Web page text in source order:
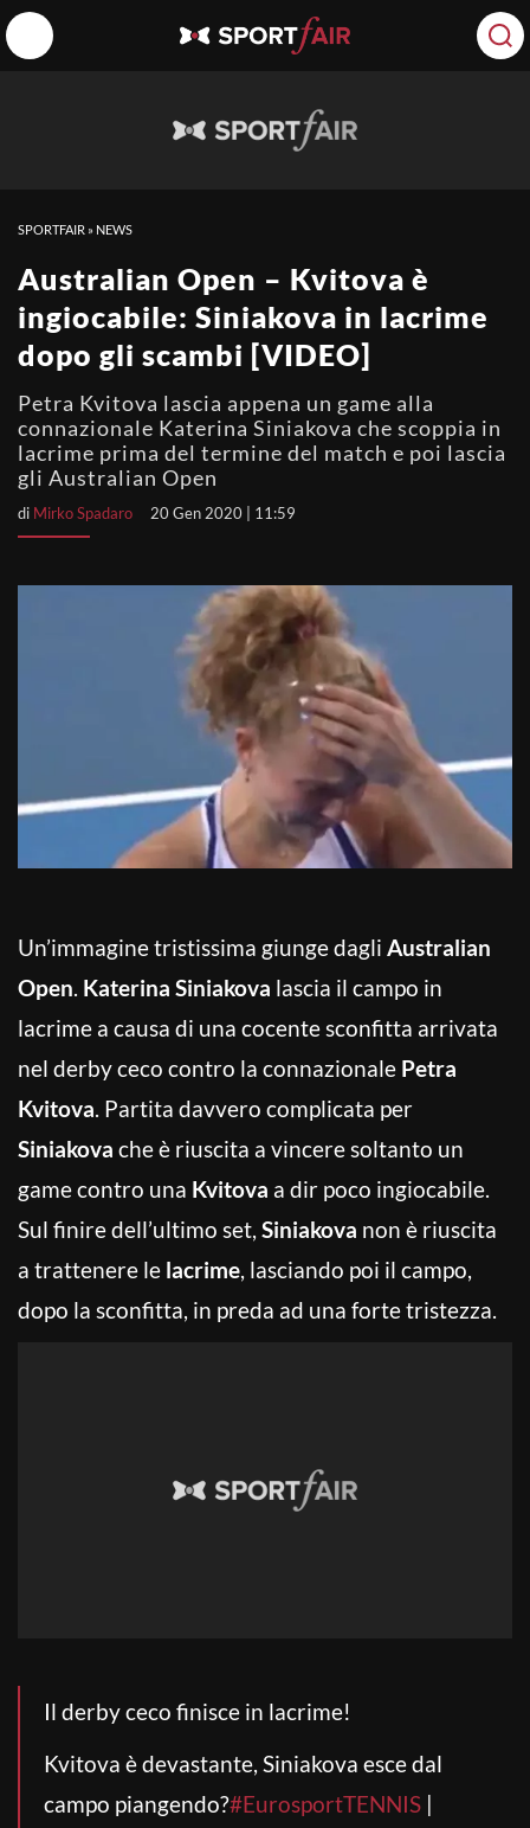
SPORTFAIR » NEWS
Australian Open – Kvitova è
ingiocabile: Siniakova in lacrime
dopo gli scambi [VIDEO]
Petra Kvitova lascia appena un game alla
connazionale Katerina Siniakova che scoppia in
lacrime prima del termine del match e poi lascia
gli Australian Open
di Mirko Spadaro 20 Gen 2020 | 11:59
Un’immagine tristissima giunge dagli Australian
Open. Katerina Siniakova lascia il campo in
lacrime a causa di una cocente sconfitta arrivata
nel derby ceco contro la connazionale Petra
Kvitova. Partita davvero complicata per
Siniakova che è riuscita a vincere soltanto un
game contro una Kvitova a dir poco ingiocabile.
Sul finire dell’ultimo set, Siniakova non è riuscita
a trattenere le lacrime, lasciando poi il campo,
dopo la sconfitta, in preda ad una forte tristezza.
Il derby ceco finisce in lacrime!
Kvitova è devastante, Siniakova esce dal
campo piangendo?#EurosportTENNIS |